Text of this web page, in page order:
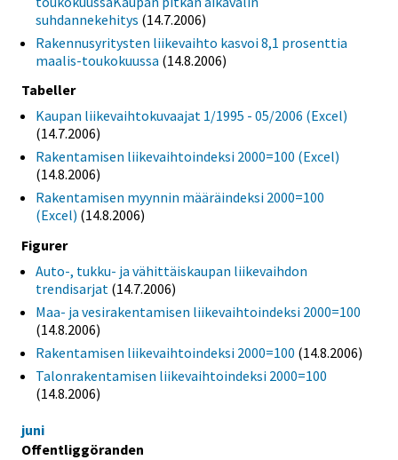
suhdannekehitys (14.7.2006)
Rakennusyritysten liikevaihto kasvoi 8,1 prosenttia
maalis-toukokuussa (14.8.2006)
Tabeller
Kaupan liikevaihtokuvaajat 1/1995 - 05/2006 (Excel)
(14.7.2006)
Rakentamisen liikevaihtoindeksi 2000=100 (Excel)
(14.8.2006)
Rakentamisen myynnin määräindeksi 2000=100
(Excel) (14.8.2006)
Figurer
Auto-, tukku- ja vähittäiskaupan liikevaihdon
trendisarjat (14.7.2006)
Maa- ja vesirakentamisen liikevaihtoindeksi 2000=100
(14.8.2006)
Rakentamisen liikevaihtoindeksi 2000=100 (14.8.2006)
Talonrakentamisen liikevaihtoindeksi 2000=100
(14.8.2006)
juni
Offentliggöranden